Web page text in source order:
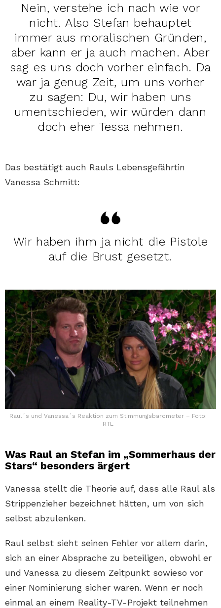
Nein, verstehe ich nach wie vor
nicht. Also Stefan behauptet
immer aus moralischen Gründen,
aber kann er ja auch machen. Aber
sag es uns doch vorher einfach. Da
war ja genug Zeit, um uns vorher
zu sagen: Du, wir haben uns
umentschieden, wir würden dann
doch eher Tessa nehmen.
Das bestätigt auch Rauls Lebensgefährtin
Vanessa Schmitt:
Wir haben ihm ja nicht die Pistole
auf die Brust gesetzt.
Raul´s und Vanessa´s Reaktion zum Stimmungsbarometer – Foto:
RTL
Was Raul an Stefan im „Sommerhaus der
Stars“ besonders ärgert
Vanessa stellt die Theorie auf, dass alle Raul als
Strippenzieher bezeichnet hätten, um von sich
selbst abzulenken.
Raul selbst sieht seinen Fehler vor allem darin,
sich an einer Absprache zu beteiligen, obwohl er
und Vanessa zu diesem Zeitpunkt sowieso vor
einer Nominierung sicher waren. Wenn er noch
einmal an einem Reality-TV-Projekt teilnehmen